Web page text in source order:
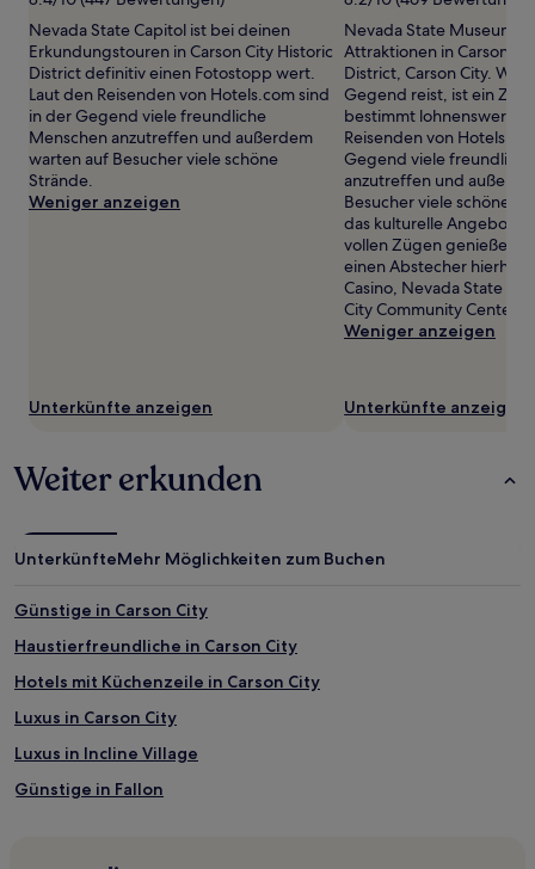
zusätzliche
Bedingungen
gelten.
Nevada State Capitol ist bei deinen
Erkundungstouren in Carson City Historic
District definitiv einen Fotostopp wert.
Laut den Reisenden von Hotels.com sind
in der Gegend viele freundliche
Menschen anzutreffen und außerdem
warten auf Besucher viele schöne
Strände.
Weniger anzeigen
Unterkünfte anzeigen
Nevada State Museum
Attraktionen in Carson
District, Carson City.
Gegend reist, ist ein
bestimmt lohnenswert.
Reisenden von
Gegend viele
anzutreffen und
Besucher viele schöne
das kulturelle Angebot in
vollen Zügen genießen
einen Abstecher hierhin:
Casino, Nevada State
City Community Center.
Weniger anzeigen
Unterkünfte anzeigen
Weiter erkunden
UnterkünfteMehr Möglichkeiten zum Buchen
Günstige in Carson City
Haustierfreundliche in Carson City
Hotels mit Küchenzeile in Carson City
Luxus in Carson City
Luxus in Incline Village
Günstige in Fallon